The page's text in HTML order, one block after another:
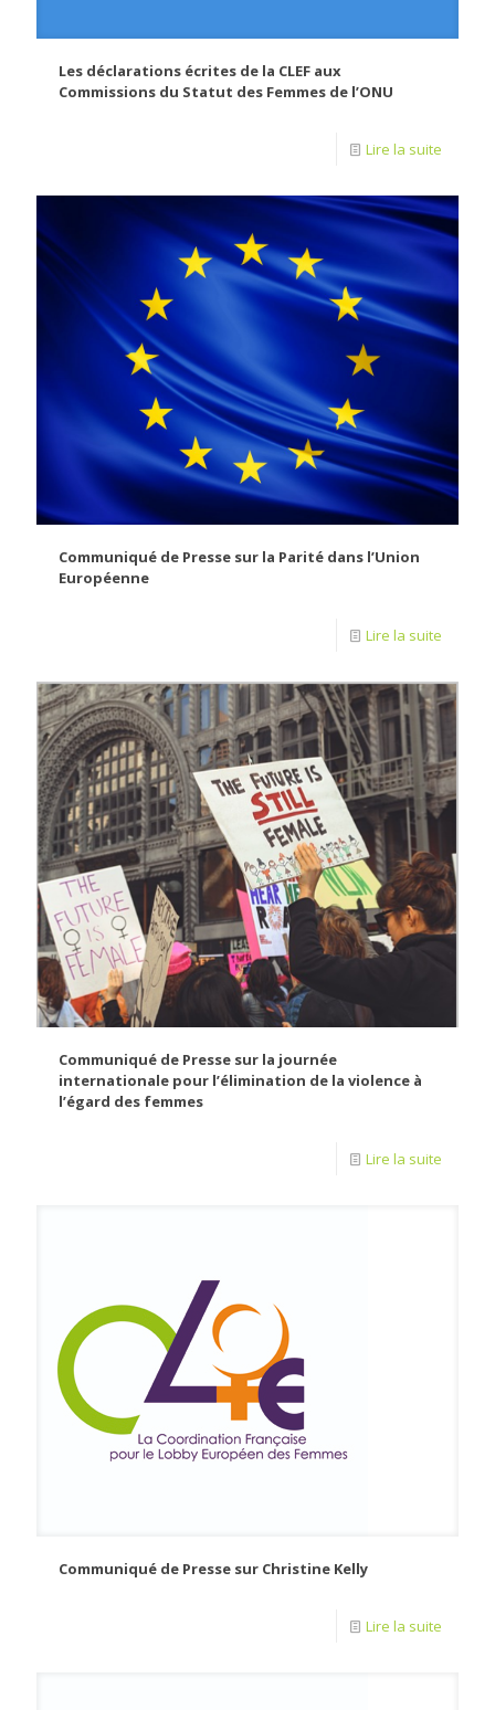
Les déclarations écrites de la CLEF aux
Commissions du Statut des Femmes de l’ONU
Lire la suite
Communiqué de Presse sur la Parité dans l’Union
Européenne
Lire la suite
Communiqué de Presse sur la journée
internationale pour l’élimination de la violence à
l’égard des femmes
Lire la suite
Communiqué de Presse sur Christine Kelly
Lire la suite